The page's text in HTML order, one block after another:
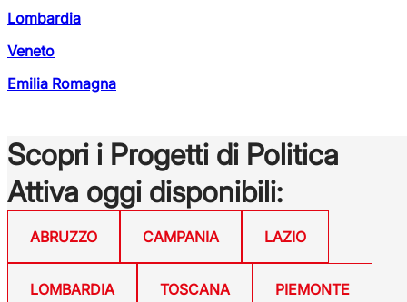
Lombardia
Veneto
Emilia Romagna
Scopri i Progetti di Politica
Attiva oggi disponibili:
ABRUZZO CAMPANIA LAZIO
LOMBARDIA TOSCANA PIEMONTE